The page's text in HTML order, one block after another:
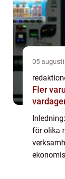
05 augusti
Fler
för olika